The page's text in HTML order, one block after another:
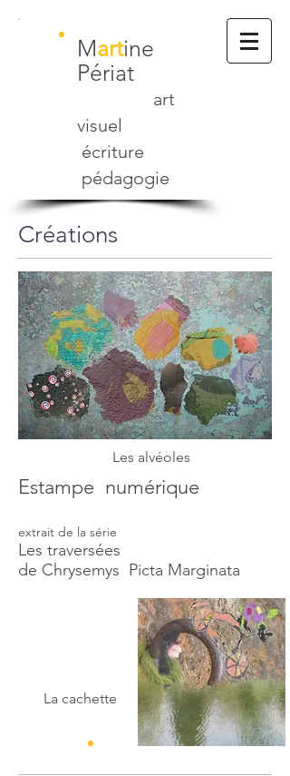
Martine
Périat
art
visuel
écriture
pédagogie
Créations
Estampe numérique
extrait de la série
Les traversées
de Chrysemys Picta Marginata
Les alvéoles
La cachette